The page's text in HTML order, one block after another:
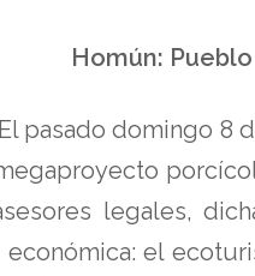
Homún:
pasado domingo 8
legales,
el